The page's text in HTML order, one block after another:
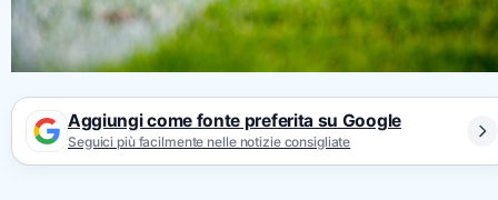
Aggiungi come fonte preferita su Google
Seguici più facilmente nelle notizie consigliate